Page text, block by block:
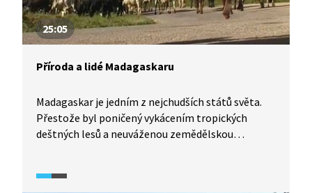
25:05
Příroda a lidé Madagaskaru
Madagaskar je jedním z nejchudších států světa.
Přestože byl poničený vykácením tropických
deštných lesů a neuváženou zemědělskou